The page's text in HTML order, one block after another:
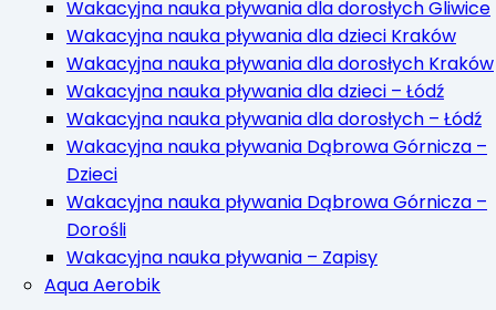
Wakacyjna nauka pływania dla dorosłych Gliwice
Wakacyjna nauka pływania dla dzieci Kraków
Wakacyjna nauka pływania dla dorosłych Kraków
Wakacyjna nauka pływania dla dzieci – Łódź
Wakacyjna nauka pływania dla dorosłych – Łódź
Wakacyjna nauka pływania Dąbrowa Górnicza –
Dzieci
Wakacyjna nauka pływania Dąbrowa Górnicza –
Dorośli
Wakacyjna nauka pływania – Zapisy
Aqua Aerobik